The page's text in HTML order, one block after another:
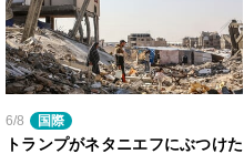
6/8 国際
トランプがネタニエフにぶつけた